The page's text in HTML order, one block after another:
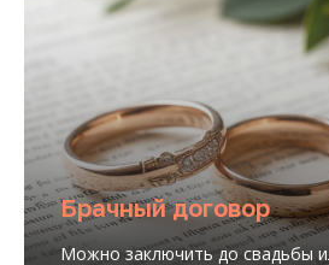
Брачный договор
Можно заключить до свадьбы